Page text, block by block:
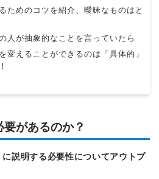
ためのコツを紹介、曖昧なものはと
人が抽象的なことを言っていたら
変えることができるのは「具体的」
があるのか？
説明する必要性についてアウトプ